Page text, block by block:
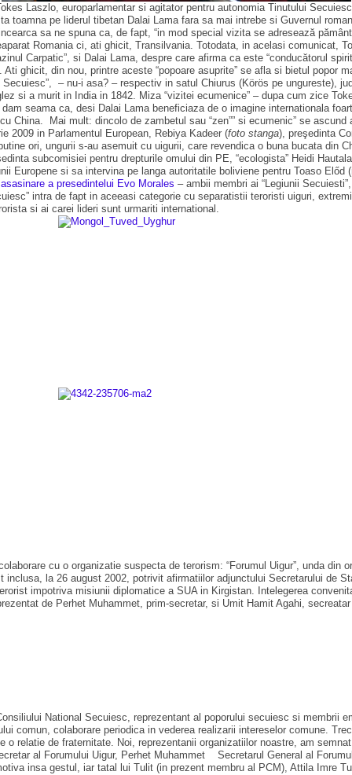
Laszlo, europarlamentar si agitator pentru autonomia Tinutului
toamna pe liderul tibetan Dalai Lama fara sa mai intrebe si Guvernul
sa ne spuna ca, de fapt, “in mod special vizita se adresează
Romania ci, ati ghicit, Transilvania. Totodata, in acelasi comunicat,
Carpatic”, si Dalai Lama, despre care afirma ca este “conducătorul
ghicit, din nou, printre aceste “popoare asuprite” se afla si bietul popor
– nu-i asa? – respectiv in satul Chiurus (Körös pe ungureste),
si a murit in India in 1842. Miza “vizitei ecumenice” – dupa cum zice
seama ca, desi Dalai Lama beneficiaza de o imagine internationala
China.
Mai mult: dincolo de zambetul sau “zen”” si ecumenic” se
2009 in Parlamentul European, Rebiya Kadeer (foto stanga), preşedinta
ori, ungurii s-au asemuit cu uigurii, care revendica o buna bucata din
subcomisiei pentru drepturile omului din PE, “ecologista” Heidi
Europene si sa intervina pe langa autoritatile boliviene pentru Toaso
a presedintelui Evo Morales – ambii membri ai “Legiunii
intra de fapt in aceeasi categorie cu separatistii teroristi uiguri,
si ai carei lideri sunt urmariti international.
cu o organizatie suspecta de terorism: “Forumul Uigur”, unda
la 26 august 2002, potrivit afirmatiilor adjunctului Secretarului de
impotriva misiunii diplomatice a SUA in Kirgistan. Intelegerea
de Perhet Muhammet, prim-secretar, si Umit Hamit Agahi,
National Secuiesc, reprezentant al poporului secuiesc si membrii
comun, colaborare periodica in vederea realizarii intereselor comune.
relatie de fraternitate. Noi, reprezentanii organizatiilor noastre, am
al Forumului Uigur, Perhet Muhammet Secretarul General al
insa gestul, iar tatal lui Tulit (in prezent membru al PCM), Attila Imre